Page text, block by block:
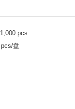
1,000 pcs
pcs/盘